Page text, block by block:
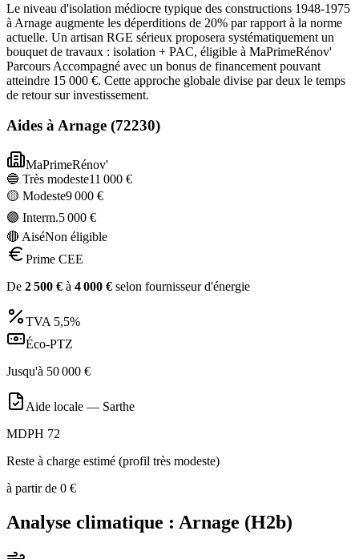
Le niveau d'isolation médiocre typique des constructions 1948-1975
à Arnage augmente les déperditions de 20% par rapport à la norme
actuelle. Un artisan RGE sérieux proposera systématiquement un
bouquet de travaux : isolation + PAC, éligible à MaPrimeRénov'
Parcours Accompagné avec un bonus de financement pouvant
atteindre 15 000 €. Cette approche globale divise par deux le temps
de retour sur investissement.
Aides àArnage (72230)
MaPrimeRénov'
🔵 Très modeste11 000 €
🟡 Modeste9 000 €
🟣 Interm.5 000 €
🔴 AiséNon éligible
Prime CEE
De 2 500 € à 4 000 € selon fournisseur d'énergie
TVA 5,5%
Éco-PTZ
Jusqu'à 50 000 €
Aide locale — Sarthe
MDPH 72
Reste à charge estimé (profil très modeste)
à partir de 0 €
Analyse climatique : Arnage (H2b)